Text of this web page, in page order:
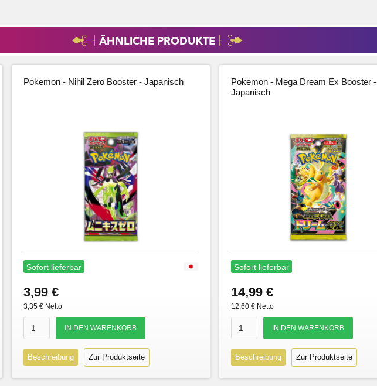
ÄHNLICHE PRODUKTE
Pokemon - Nihil Zero Booster - Japanisch
Sofort lieferbar
3,99 €
3,35 € Netto
Beschreibung Zur Produktseite
Pokemon - Mega Dream Ex Booster -
Japanisch
Sofort lieferbar
14,99 €
12,60 € Netto
Beschreibung Zur Produktseite